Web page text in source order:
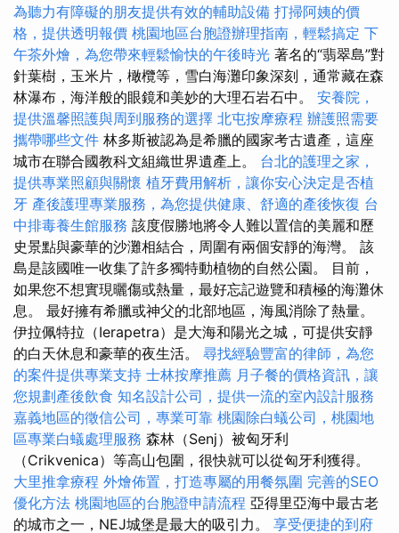
為聽力有障礙的朋友提供有效的輔助設備 打掃阿姨的價
格，提供透明報價 桃園地區台胞證辦理指南，輕鬆搞定 下
午茶外燴，為您帶來輕鬆愉快的午後時光 著名的“翡翠島”對
針葉樹，玉米片，橄欖等，雪白海灘印象深刻，通常藏在森
林瀑布，海洋般的眼鏡和美妙的大理石岩石中。 安養院，
提供溫馨照護與周到服務的選擇 北屯按摩療程 辦護照需要
攜帶哪些文件 林多斯被認為是希臘的國家考古遺產，這座
城市在聯合國教科文組織世界遺產上。 台北的護理之家，
提供專業照顧與關懷 植牙費用解析，讓你安心決定是否植
牙 產後護理專業服務，為您提供健康、舒適的產後恢復 台
中排毒養生館服務 該度假勝地將令人難以置信的美麗和歷
史景點與豪華的沙灘相結合，周圍有兩個安靜的海灣。 該
島是該國唯一收集了許多獨特動植物的自然公園。 目前，
如果您不想實現曬傷或熱量，最好忘記遊覽和積極的海灘休
息。 最好擁有希臘或神父的北部地區，海風消除了熱量。
伊拉佩特拉（Ierapetra）是大海和陽光之城，可提供安靜
的白天休息和豪華的夜生活。 尋找經驗豐富的律師，為您
的案件提供專業支持 士林按摩推薦 月子餐的價格資訊，讓
您規劃產後飲食 知名設計公司，提供一流的室內設計服務
嘉義地區的徵信公司，專業可靠 桃園除白蟻公司，桃園地
區專業白蟻處理服務 森林（Senj）被匈牙利
（Crikvenica）等高山包圍，很快就可以從匈牙利獲得。
大里推拿療程 外燴佈置，打造專屬的用餐氛圍 完善的SEO
優化方法 桃園地區的台胞證申請流程 亞得里亞海中最古老
的城市之一，NEJ城堡是最大的吸引力。 享受便捷的到府